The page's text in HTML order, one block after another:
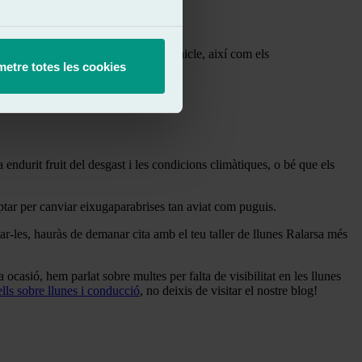
totes les cookies
freqüència les llunes del teu vehicle, així com els
fruit del desgast i les condicions climàtiques, o bé que els
per canviar eixugaparabrises tan aviat com puguis.
les, hauràs de demanar cita amb el teu taller de llunes Ralarsa més
ocasió, hem parlat sobre multes per falta de visibilitat en les llunes
sobre llunes i conducció, no deixis de visitar el nostre blog!